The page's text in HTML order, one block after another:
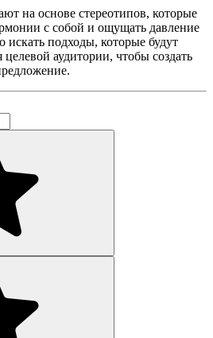
на основе стереотипов, которые
с собой и ощущать давление
подходы, которые будут
аудитории, чтобы создать